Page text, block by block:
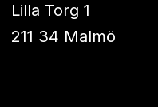
Lilla Torg 1
211 34 Malmö